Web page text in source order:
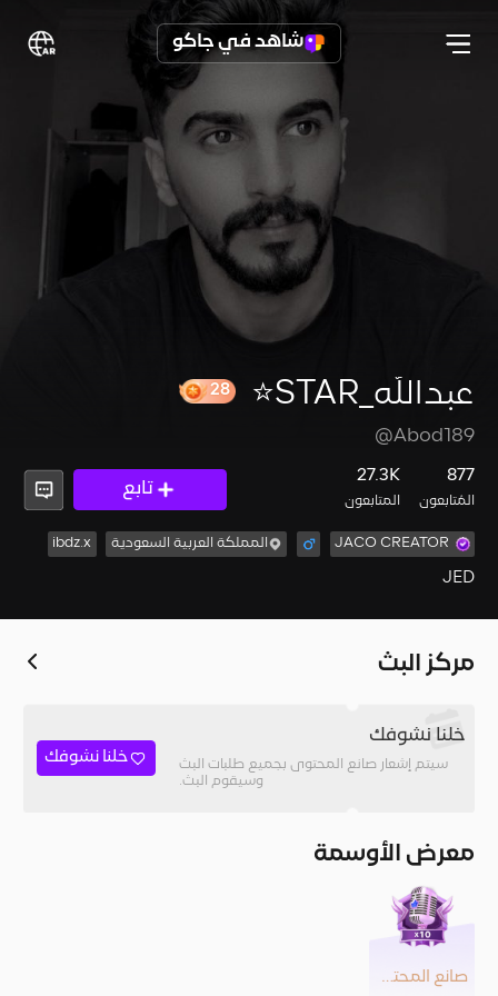
شاهد في جاكو
عبدالله_STAR⭐️
@Abod189
877
المُتابعون
27.3K
المتابعون
تابع
JACO CREATOR المملكة العربية السعودية ibdz.x
JED
مركز البث
خلنا نشوفك
سيتم إشعار صانع المحتوى بجميع طلبات البث
وسيقوم البث.
خلنا نشوفك
معرض الأوسمة
صانع المحتوى